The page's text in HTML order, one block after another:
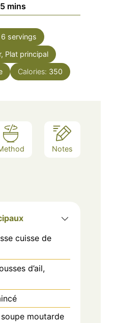
minutes
mins
6 servings
Plat principal
Calories: 350
Notes
cuisse de
d’ail,
moutarde